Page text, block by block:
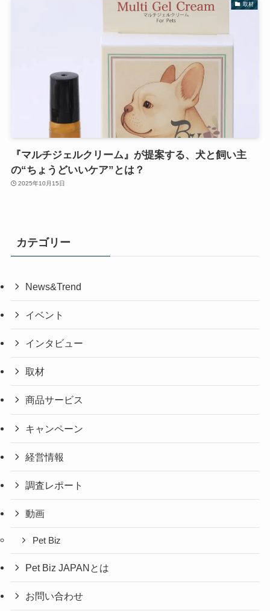
取材
『マルチジェルクリーム』が提案する、犬と飼い主
の“ちょうどいいケア”とは？
2025年10月15日
カテゴリー
News&Trend
イベント
インタビュー
取材
商品サービス
キャンペーン
経営情報
調査レポート
動画
Pet Biz
Pet Biz JAPANとは
お問い合わせ